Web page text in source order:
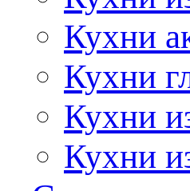
Кухни
Кухни
Кухни
Кухни